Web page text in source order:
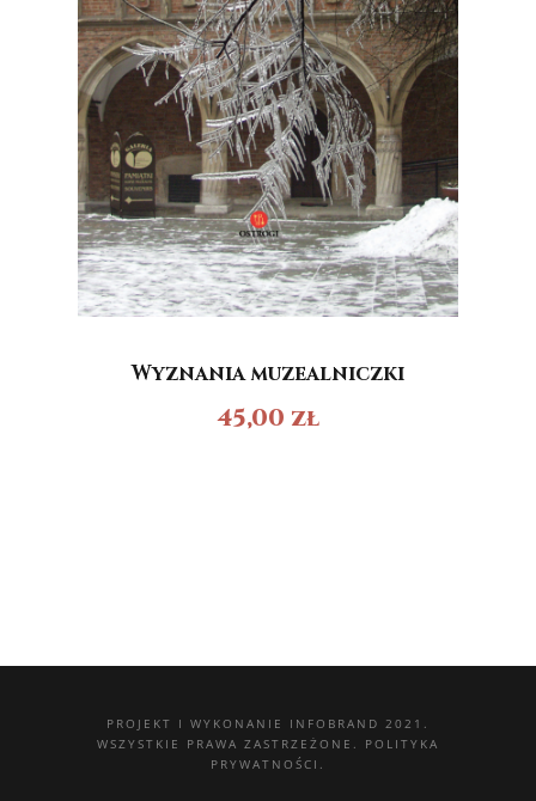
Wyznania muzealniczki
45,00 zł
PROJEKT I WYKONANIE INFOBRAND 2021.
WSZYSTKIE PRAWA ZASTRZEŻONE. POLITYKA
PRYWATNOŚCI.